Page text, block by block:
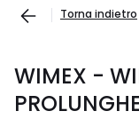
Torna indietro
WIMEX -